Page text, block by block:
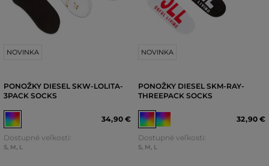
NOVINKA
PONOŽKY DIESEL SKW-LOLITA-
3PACK SOCKS
34,90 €
Dostupné veľkosti:
S, M, L
NOVINKA
PONOŽKY DIESEL SKM-RAY-
THREEPACK SOCKS
32,90 €
Dostupné veľkosti:
S, M, L